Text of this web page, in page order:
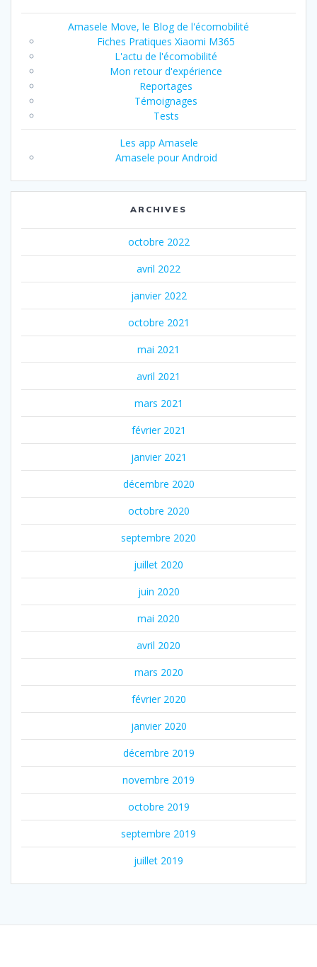
Amasele Move, le Blog de l'écomobilité
Fiches Pratiques Xiaomi M365
L'actu de l'écomobilité
Mon retour d'expérience
Reportages
Témoignages
Tests
Les app Amasele
Amasele pour Android
ARCHIVES
octobre 2022
avril 2022
janvier 2022
octobre 2021
mai 2021
avril 2021
mars 2021
février 2021
janvier 2021
décembre 2020
octobre 2020
septembre 2020
juillet 2020
juin 2020
mai 2020
avril 2020
mars 2020
février 2020
janvier 2020
décembre 2019
novembre 2019
octobre 2019
septembre 2019
juillet 2019